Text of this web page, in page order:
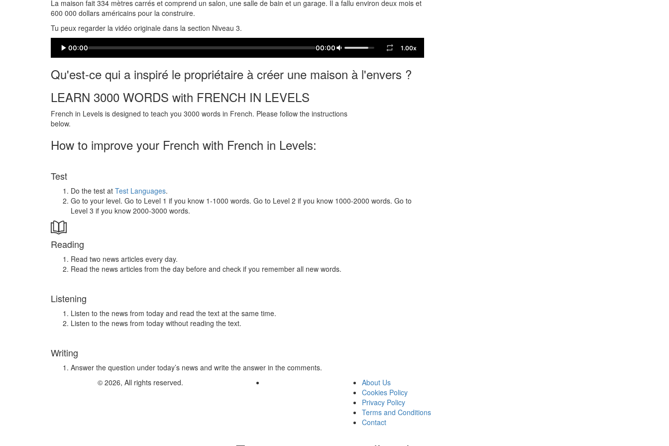
La maison fait 334 mètres carrés et comprend un salon, une salle de bain et un garage. Il a fallu environ deux mois et
600 000 dollars américains pour la construire.
Tu peux regarder la vidéo originale dans la section Niveau 3.
00:00 00:00 1.00x
Qu'est-ce qui a inspiré le propriétaire à créer une maison à l'envers ?
LEARN 3000 WORDS with FRENCH IN LEVELS
French in Levels is designed to teach you 3000 words in French. Please follow the instructions
below.
How to improve your French with French in Levels:
Test
Do the test at Test Languages.
Go to your level. Go to Level 1 if you know 1-1000 words. Go to Level 2 if you know 1000-2000 words. Go to
Level 3 if you know 2000-3000 words.
Reading
Read two news articles every day.
Read the news articles from the day before and check if you remember all new words.
Listening
Listen to the news from today and read the text at the same time.
Listen to the news from today without reading the text.
Writing
Answer the question under today’s news and write the answer in the comments.
© 2026, All rights reserved.
About Us
Cookies Policy
Privacy Policy
Terms and Conditions
Contact